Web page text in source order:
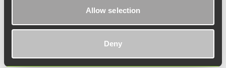
Allow selection
Deny
tähtäimellä meille on tärkeää, ettemme ole vain
Telesten kotipaikka on kansainvälistymisestä